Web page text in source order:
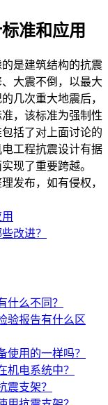
准和应用
是建筑结构的抗震
大震不倒，以最大
几次重大地震后，
，该标准为强制性
括了对上面讨论的
工程抗震设计有据
现了重要跨越。
发布，如有侵权，
改进？
什么不同？
验报告有什么区
使用的一样吗？
机电系统中？
震支架？